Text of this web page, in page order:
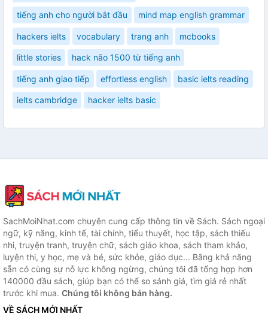
tiếng anh cho người bắt đầu mind map english grammar
hackers ielts vocabulary trang anh mcbooks
little stories hack não 1500 từ tiếng anh
tiếng anh giao tiếp effortless english basic ielts reading
ielts cambridge hacker ielts basic
SachMoiNhat.com chuyên cung cấp thông tin về Sách. Sách ngoại
ngữ, kỹ năng, kinh tế, tài chính, tiểu thuyết, học tập, sách thiếu
nhi, truyện tranh, truyện chữ, sách giáo khoa, sách tham khảo,
luyện thi, y học, mẹ và bé, sức khỏe, giáo dục... Bằng khả năng
sẵn có cùng sự nỗ lực không ngừng, chúng tôi đã tổng hợp hơn
140000 đầu sách, giúp bạn có thể so sánh giá, tìm giá rẻ nhất
trước khi mua. Chúng tôi không bán hàng.
VỀ SÁCH MỚI NHẤT